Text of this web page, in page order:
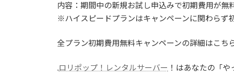
内容：期間中の新規お試し申込みで初期費用が無
※ハイスピードプランはキャンペーンに関わらず
全プラン初期費用無料キャンペーンの詳細はこち
.ロリポップ！レンタルサーバー ！はあなたの「や